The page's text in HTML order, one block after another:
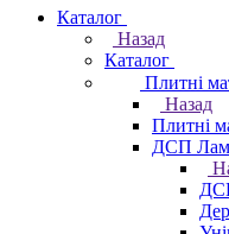
Каталог
Назад
Каталог
Плитні
Назад
Плитні
ДСП